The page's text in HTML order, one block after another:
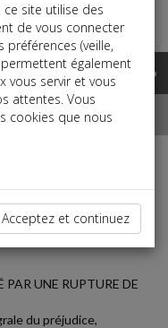
j
a
UNE RUPTURE DE
du préjudice,
site utilise des
de vous connecter
(veille,
permettent également
vous servir et vous
attentes. Vous
cookies que nous
Acceptez et continuez